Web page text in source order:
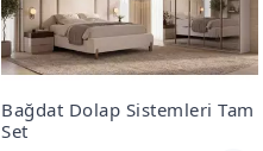
Bağdat Dolap Sistemleri Tam
Set